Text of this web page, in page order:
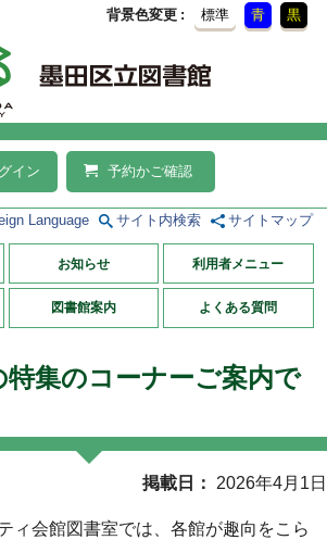
背景色変更 標準 青 黒
イン 予約かご確認
Language サイト内検索 サイトマップ
お知らせ 利用者メニュー
図書館案内 よくある質問
特集のコーナーご案内で
掲載日 2026年4月1日
ィ会館図書室では、各館が趣向をこら